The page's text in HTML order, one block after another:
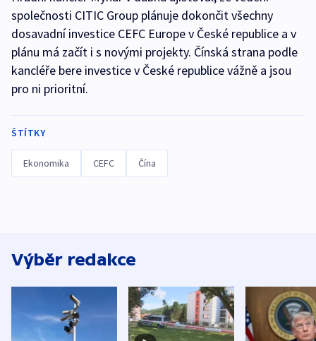
společnosti CITIC Group plánuje dokončit všechny
dosavadní investice CEFC Europe v České republice a v
plánu má začít i s novými projekty. Čínská strana podle
kancléře bere investice v České republice vážně a jsou
pro ni prioritní.
ŠTÍTKY
Ekonomika CEFC Čína
Výběr redakce